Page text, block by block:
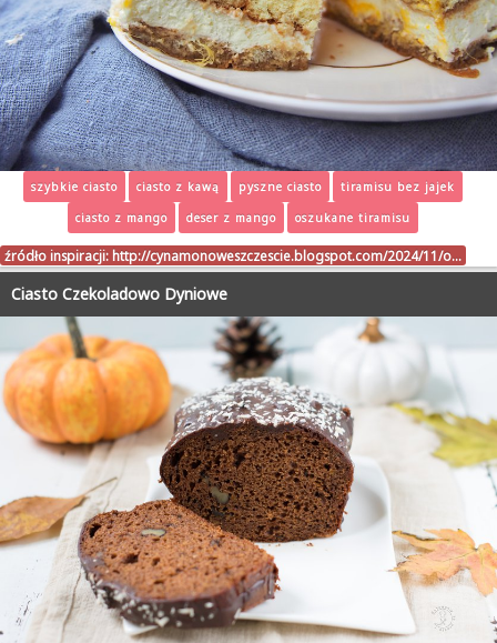
szybkie ciasto ciasto z kawą pyszne ciasto
tiramisu bez jajek
ciasto z mango
deser z mango oszukane tiramisu
źródło inspiracji: http://cynamonoweszczescie.blogspot.com/2024/11/o…
Ciasto Czekoladowo Dyniowe